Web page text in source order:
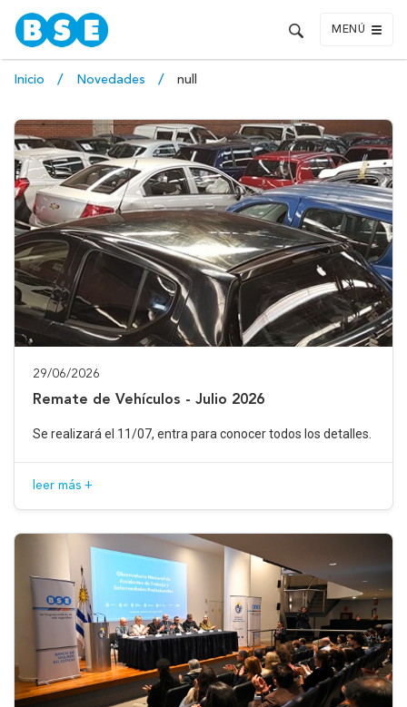
MENÚ
Inicio Novedades null
29/06/2026
Remate de Vehículos - Julio 2026
Se realizará el 11/07, entra para conocer todos los detalles.
leer más +